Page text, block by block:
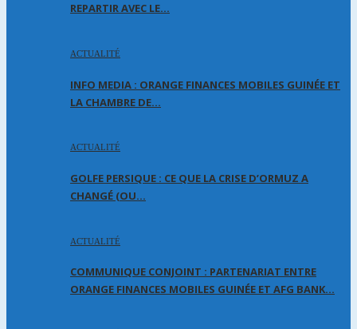
REPARTIR AVEC LE…
ACTUALITÉ
INFO MEDIA : ORANGE FINANCES MOBILES GUINÉE ET
LA CHAMBRE DE…
ACTUALITÉ
GOLFE PERSIQUE : CE QUE LA CRISE D’ORMUZ A
CHANGÉ (OU…
ACTUALITÉ
COMMUNIQUE CONJOINT : PARTENARIAT ENTRE
ORANGE FINANCES MOBILES GUINÉE ET AFG BANK…